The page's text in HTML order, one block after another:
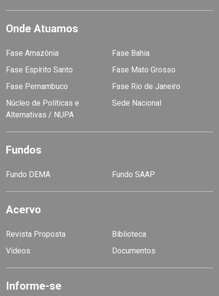
Onde Atuamos
Fase Amazônia
Fase Bahia
Fase Espírito Santo
Fase Mato Grosso
Fase Pernambuco
Fase Rio de Janeiro
Núcleo de Políticas e
Alternativas / NUPA
Sede Nacional
Fundos
Fundo DEMA Fundo SAAP
Acervo
Revista Proposta
Biblioteca
Vídeos
Documentos
Informe-se